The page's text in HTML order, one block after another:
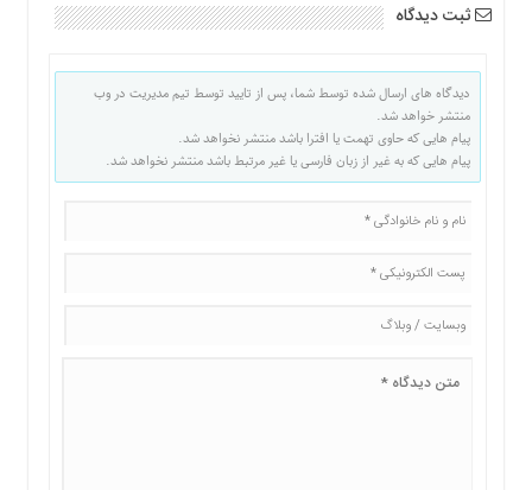
ثبت دیدگاه
دیدگاه های ارسال شده توسط شما، پس از تایید توسط تیم مدیریت در وب
منتشر خواهد شد.
پیام هایی که حاوی تهمت یا افترا باشد منتشر نخواهد شد.
پیام هایی که به غیر از زبان فارسی یا غیر مرتبط باشد منتشر نخواهد شد.